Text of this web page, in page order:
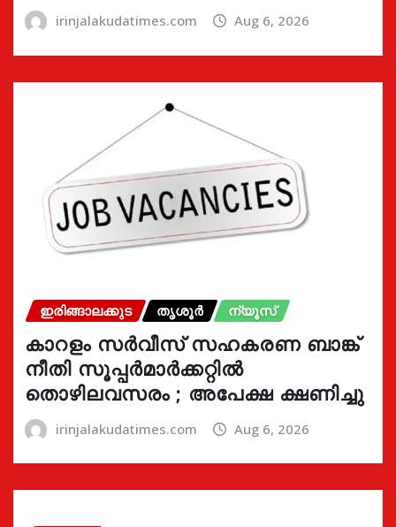
irinjalakudatimes.com Aug 6, 2026
ഇരിങ്ങാലക്കുട തൃശൂർ ന്യൂസ്
കാറളം സർവീസ് സഹകരണ ബാങ്ക്
നീതി സൂപ്പർമാർക്കറ്റിൽ
തൊഴിലവസരം ; അപേക്ഷ ക്ഷണിച്ചു
irinjalakudatimes.com Aug 6, 2026